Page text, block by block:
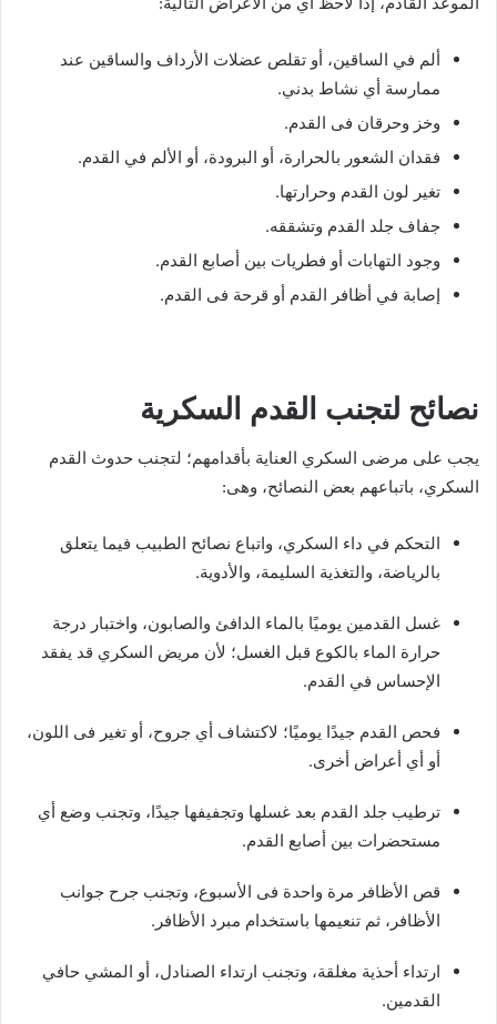
ألم في الساقين، أو تقلص عضلات الأرداف والساقين عند
ممارسة أي نشاط بدني.
وخز وحرقان فى القدم.
فقدان الشعور بالحرارة، أو البرودة، أو الألم في القدم.
تغير لون القدم وحرارتها.
جفاف جلد القدم وتشققه.
وجود التهابات أو فطريات بين أصابع القدم.
إصابة في أظافر القدم أو قرحة فى القدم.
نصائح لتجنب القدم السكرية
يجب على مرضى السكري العناية بأقدامهم؛ لتجنب حدوث القدم
السكري، باتباعهم بعض النصائح، وهى:
التحكم في داء السكري، واتباع نصائح الطبيب فيما يتعلق
بالرياضة، والتغذية السليمة، والأدوية.
غسل القدمين يوميًا بالماء الدافئ والصابون، واختبار درجة
حرارة الماء بالكوع قبل الغسل؛ لأن مريض السكري قد يفقد
الإحساس في القدم.
فحص القدم جيدًا يوميًا؛ لاكتشاف أي جروح، أو تغير فى اللون،
أو أي أعراض أخرى.
ترطيب جلد القدم بعد غسلها وتجفيفها جيدًا، وتجنب وضع أي
مستحضرات بين أصابع القدم.
قص الأظافر مرة واحدة فى الأسبوع، وتجنب جرح جوانب
الأظافر، ثم تنعيمها باستخدام مبرد الأظافر.
ارتداء أحذية مغلقة، وتجنب ارتداء الصنادل، أو المشي حافي
القدمين.